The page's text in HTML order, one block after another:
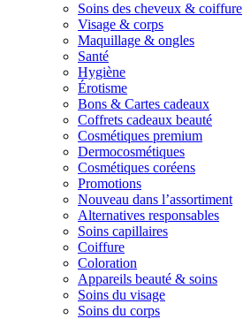
Soins des cheveux & coiffure
Visage & corps
Maquillage & ongles
Santé
Hygiène
Érotisme
Bons & Cartes cadeaux
Coffrets cadeaux beauté
Cosmétiques premium
Dermocosmétiques
Cosmétiques coréens
Promotions
Nouveau dans l’assortiment
Alternatives responsables
Soins capillaires
Coiffure
Coloration
Appareils beauté & soins
Soins du visage
Soins du corps